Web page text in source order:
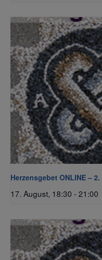
Herzensgebet ONLINE –
17. August, 18:30 -21:00